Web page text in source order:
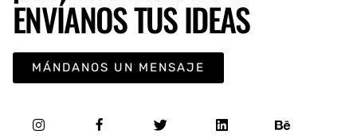
ENVÍANOS TUS IDEAS
MÁNDANOS UN MENSAJE